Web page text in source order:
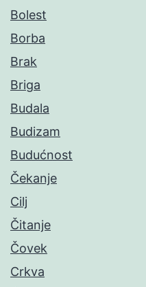
Bolest
Borba
Brak
Briga
Budala
Budizam
Budućnost
Čekanje
Cilj
Čitanje
Čovek
Crkva